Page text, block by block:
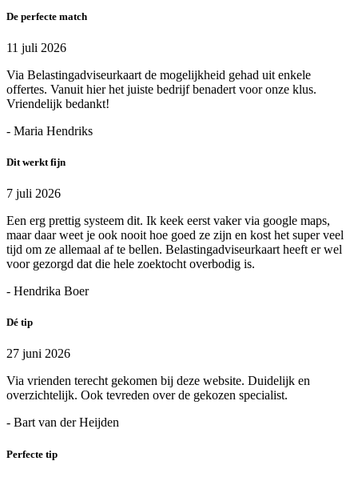
De perfecte match
11 juli 2026
Via Belastingadviseurkaart de mogelijkheid gehad uit enkele
offertes. Vanuit hier het juiste bedrijf benadert voor onze klus.
Vriendelijk bedankt!
- Maria Hendriks
Dit werkt fijn
7 juli 2026
Een erg prettig systeem dit. Ik keek eerst vaker via google maps,
maar daar weet je ook nooit hoe goed ze zijn en kost het super veel
tijd om ze allemaal af te bellen. Belastingadviseurkaart heeft er wel
voor gezorgd dat die hele zoektocht overbodig is.
- Hendrika Boer
Dé tip
27 juni 2026
Via vrienden terecht gekomen bij deze website. Duidelijk en
overzichtelijk. Ook tevreden over de gekozen specialist.
- Bart van der Heijden
Perfecte tip